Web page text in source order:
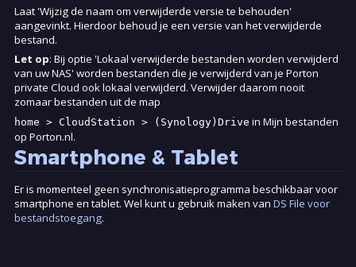
Laat 'Wijzig de naam om verwijderde versie te behouden'
aangevinkt. Hierdoor behoud je een versie van het verwijderde
bestand.
Let op: Bij optie 'Lokaal verwijderde bestanden worden verwijderd
van uw NAS' worden bestanden die je verwijderd van je Porton
private Cloud ook lokaal verwijderd. Verwijder daarom nooit
zomaar bestanden uit de map
in Mijn bestanden
op Porton.nl.
Er is momenteel geen synchronisatieprogramma beschikbaar voor
smartphone en tablet. Wel kunt u gebruik maken van DS File voor
bestandstoegang.